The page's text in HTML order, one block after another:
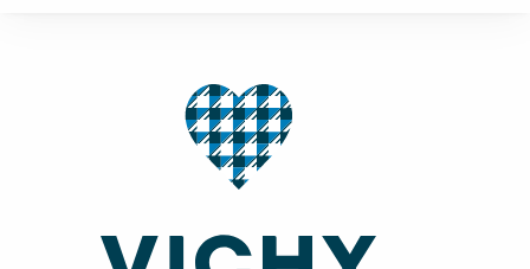
Supérette Paysanne